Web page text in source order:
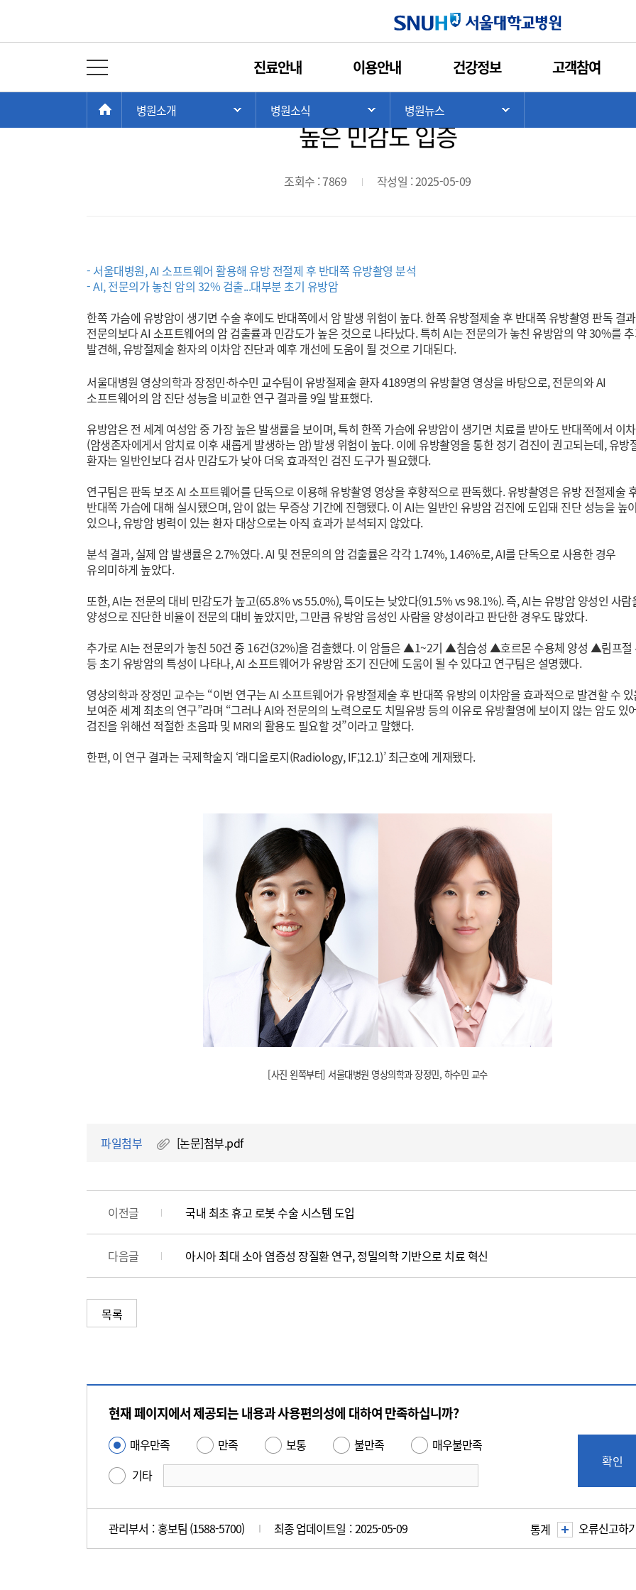
진료안내 이용안내 건강정보 고객참여
HOME
병원소개 주 메뉴 목록 열기
병원소식 서브 메뉴 목록 열기
병원뉴스
유방촬영 AI, 유방절제술 후 반대측 유방의 이차암 진단에서
높은 민감도 입증
조회수 : 7869 작성일 : 2025-05-09
- 서울대병원, AI 소프트웨어 활용해 유방 전절제 후 반대쪽 유방촬영 분석
- AI, 전문의가 놓친 암의 32% 검출...대부분 초기 유방암
한쪽 가슴에 유방암이 생기면 수술 후에도 반대쪽에서 암 발생 위험이 높다. 한쪽 유방절제술 후 반대쪽 유방촬영 판독 결
전문의보다 AI 소프트웨어의 암 검출률과 민감도가 높은 것으로 나타났다. 특히 AI는 전문의가 놓친 유방암의 약 30%를
발견해, 유방절제술 환자의 이차암 진단과 예후 개선에 도움이 될 것으로 기대된다.
서울대병원 영상의학과 장정민·하수민 교수팀이 유방절제술 환자 4189명의 유방촬영 영상을 바탕으로, 전문의와 AI
소프트웨어의 암 진단 성능을 비교한 연구 결과를 9일 발표했다.
유방암은 전 세계 여성암 중 가장 높은 발생률을 보이며, 특히 한쪽 가슴에 유방암이 생기면 치료를 받아도 반대쪽에서 이
(암생존자에게서 암치료 이후 새롭게 발생하는 암) 발생 위험이 높다. 이에 유방촬영을 통한 정기 검진이 권고되는데, 유방
환자는 일반인보다 검사 민감도가 낮아 더욱 효과적인 검진 도구가 필요했다.
연구팀은 판독 보조 AI 소프트웨어를 단독으로 이용해 유방촬영 영상을 후향적으로 판독했다. 유방촬영은 유방 전절제술
반대쪽 가슴에 대해 실시됐으며, 암이 없는 무증상 기간에 진행됐다. 이 AI는 일반인 유방암 검진에 도입돼 진단 성능을 높
있으나, 유방암 병력이 있는 환자 대상으로는 아직 효과가 분석되지 않았다.
분석 결과, 실제 암 발생률은 2.7%였다. AI 및 전문의의 암 검출률은 각각 1.74%, 1.46%로, AI를 단독으로 사용한 경우
유의미하게 높았다.
또한, AI는 전문의 대비 민감도가 높고(65.8% vs 55.0%), 특이도는 낮았다(91.5% vs 98.1%). 즉, AI는 유방암 양성인 사람
양성으로 진단한 비율이 전문의 대비 높았지만, 그만큼 유방암 음성인 사람을 양성이라고 판단한 경우도 많았다.
추가로 AI는 전문의가 놓친 50건 중 16건(32%)을 검출했다. 이 암들은 ▲1~2기 ▲침습성 ▲호르몬 수용체 양성 ▲림프절
등 초기 유방암의 특성이 나타나, AI 소프트웨어가 유방암 조기 진단에 도움이 될 수 있다고 연구팀은 설명했다.
영상의학과 장정민 교수는 “이번 연구는 AI 소프트웨어가 유방절제술 후 반대쪽 유방의 이차암을 효과적으로 발견할 수
보여준 세계 최초의 연구”라며 “그러나 AI와 전문의의 노력으로도 치밀유방 등의 이유로 유방촬영에 보이지 않는 암도 있
검진을 위해선 적절한 초음파 및 MRI의 활용도 필요할 것”이라고 말했다.
한편, 이 연구 결과는 국제학술지 ‘래디올로지(Radiology, IF;12.1)’ 최근호에 게재됐다.
[사진 왼쪽부터] 서울대병원 영상의학과 장정민, 하수민 교수
파일첨부 [논문]첨부.pdf
이전글 국내 최초 휴고 로봇 수술 시스템 도입
다음글 아시아 최대 소아 염증성 장질환 연구, 정밀의학 기반으로 치료 혁신
목록
가
현재 페이지에서 제공되는 내용과 사용편의성에 대하여 만족하십니까?
사
편
성
만
족
매우만족 만족 보통 불만족
매우불만족
기타
확인
관리부서 : 홍보팀 (1588-5700) 최종 업데이트일 : 2025-05-09 오류신고하
통계